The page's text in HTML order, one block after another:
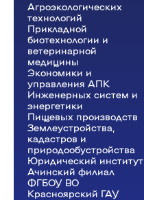
Агроэкологических
технологий
Прикладной
биотехнологии и
ветеринарной
медицины
Экономики и
управления АПК
Инженерных систем и
энергетики
Пищевых производств
Землеустройства,
кадастров и
природообустройства
Юридический институт
Ачинский филиал
ФГБОУ ВО
Красноярский ГАУ